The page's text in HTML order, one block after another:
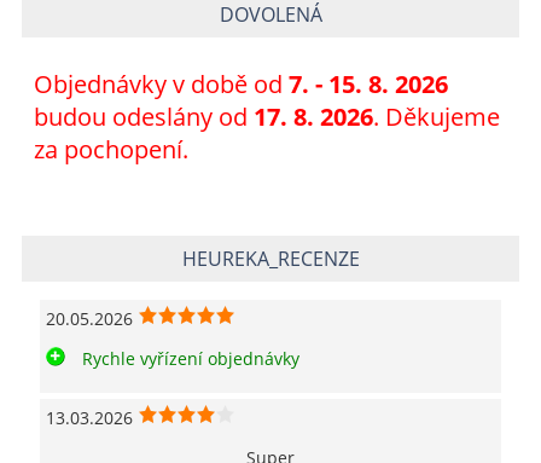
DOVOLENÁ
Objednávky v době od 7. - 15. 8. 2026
budou odeslány od 17. 8. 2026. Děkujeme
za pochopení.
HEUREKA_RECENZE
20.05.2026
Rychle vyřízení objednávky
13.03.2026
Super